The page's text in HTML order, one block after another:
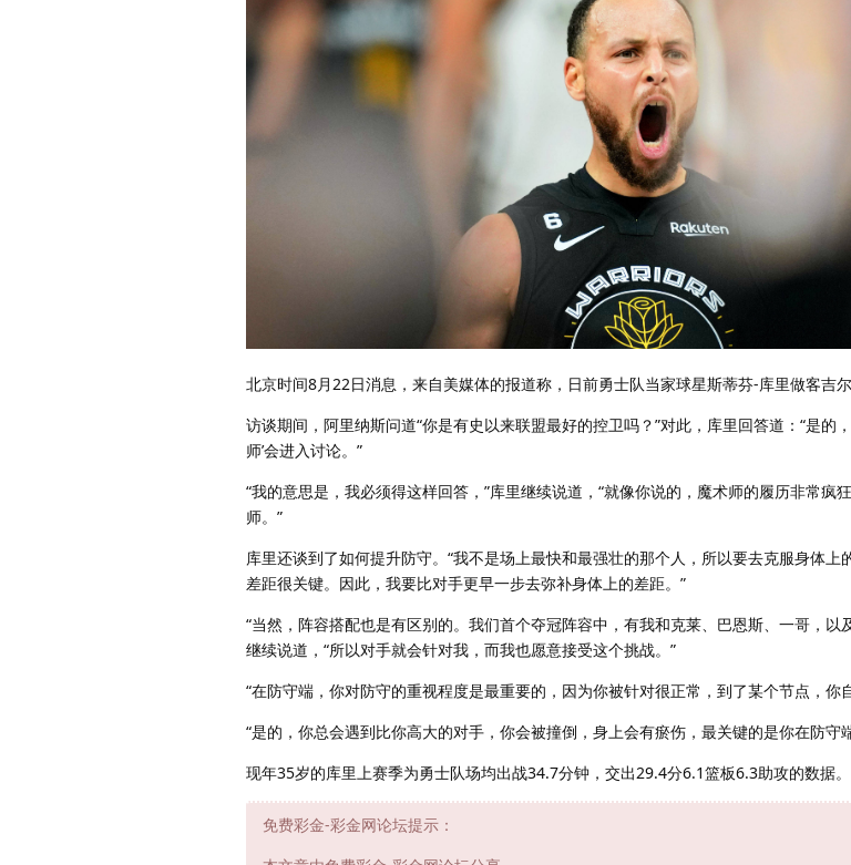
北京时间8月22日消息，来自美媒体的报道称，日前勇士队当家球星斯蒂芬-库里做客吉尔
访谈期间，阿里纳斯问道“你是有史以来联盟最好的控卫吗？”对此，库里回答道：“是的
师’会进入讨论。”
“我的意思是，我必须得这样回答，”库里继续说道，“就像你说的，魔术师的履历非常疯
师。”
库里还谈到了如何提升防守。“我不是场上最快和最强壮的那个人，所以要去克服身体上
差距很关键。因此，我要比对手更早一步去弥补身体上的差距。”
“当然，阵容搭配也是有区别的。我们首个夺冠阵容中，有我和克莱、巴恩斯、一哥，以
继续说道，“所以对手就会针对我，而我也愿意接受这个挑战。”
“在防守端，你对防守的重视程度是最重要的，因为你被针对很正常，到了某个节点，你
“是的，你总会遇到比你高大的对手，你会被撞倒，身上会有瘀伤，最关键的是你在防守
现年35岁的库里上赛季为勇士队场均出战34.7分钟，交出29.4分6.1篮板6.3助攻的数据。
免费彩金-彩金网论坛提示：